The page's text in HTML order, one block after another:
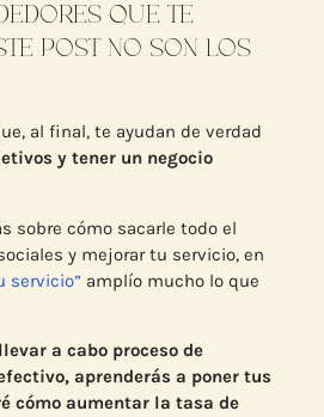
QUE TE
POST NO SON LOS
al final, te ayudan de verdad
y tener un negocio
sobre cómo sacarle todo el
y mejorar tu servicio, en
servicio”amplío mucho lo que
a cabo proceso de
aprenderás a poner tus
cómo aumentar la tasa de